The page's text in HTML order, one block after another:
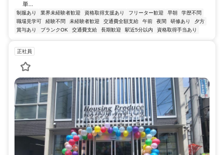
単...
制服あり 業界未経験者歓迎 資格取得支援あり フリーター歓迎 早朝
学歴不問
職場見学可
経験不問 未経験者歓迎 交通費全額支給 午前 夜間 研修あり
夕方
賞与あり
ブランクOK 交通費支給 長期歓迎 駅近5分以内 資格取得手当あり
正社員